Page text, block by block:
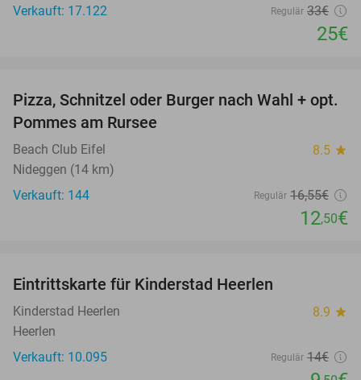
Verkauft: 17.122
Regulär 33€
25€
24%
Pizza, Schnitzel oder Burger nach Wahl + opt.
Pommes am Rursee
Beach Club Eifel 8.5 star
Nideggen (14 km)
Verkauft: 144
Regulär 16,55€
12,50€
Eintrittskarte für Kinderstad Heerlen
Kinderstad Heerlen 8.9 star
Heerlen
Verkauft: 10.095
Regulär 14€